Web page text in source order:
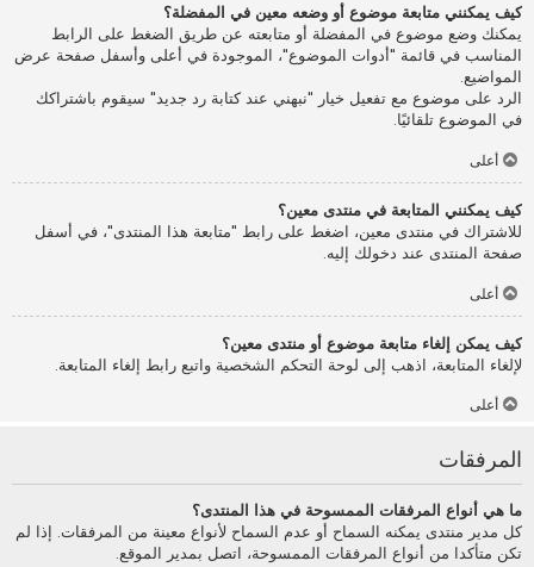
كيف يمكنني متابعة موضوع أو وضعه معين في المفضلة؟
يمكنك وضع موضوع في المفضلة أو متابعته عن طريق الضغط على الرابط
المناسب في قائمة "أدوات الموضوع"، الموجودة في أعلى وأسفل صفحة عرض
المواضيع.
الرد على موضوع مع تفعيل خيار "نبهني عند كتابة رد جديد" سيقوم باشتراكك
في الموضوع تلقائيًا.
أعلى
كيف يمكنني المتابعة في منتدى معين؟
للاشتراك في منتدى معين، اضغط على رابط "متابعة هذا المنتدى"، في أسفل
صفحة المنتدى عند دخولك إليه.
أعلى
كيف يمكن إلغاء متابعة موضوع أو منتدى معين؟
لإلغاء المتابعة، اذهب إلى لوحة التحكم الشخصية واتبع رابط إلغاء المتابعة.
أعلى
المرفقات
ما هي أنواع المرفقات الممسوحة في هذا المنتدى؟
كل مدير منتدى يمكنه السماح أو عدم السماح لأنواع معينة من المرفقات. إذا لم
تكن متأكدا من أنواع المرفقات الممسوحة، اتصل بمدير الموقع.